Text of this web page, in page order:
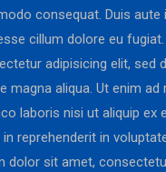
consequat. Duis aute
cillum dolore eu
adipisicing elit, sed
magna aliqua. Ut enim
laboris nisi ut aliquip ex
reprehenderit in
dolor sit amet,